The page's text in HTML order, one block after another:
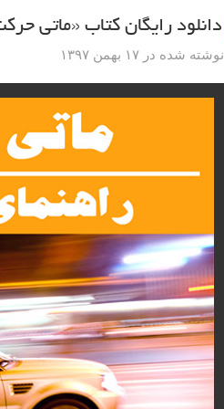
دانلود رایگان کتاب «ماتی
نوشته شده در ۱۷ بهمن ۱۳۹۷